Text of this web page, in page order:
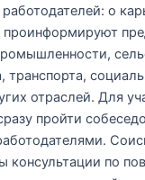
о
транспорта,
отраслей. Для
пройти
консультации по